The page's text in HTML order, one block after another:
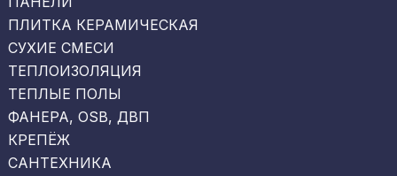
ПЛИТКА КЕРАМИЧЕСКАЯ
СУХИЕ СМЕСИ
ТЕПЛОИЗОЛЯЦИЯ
ТЕПЛЫЕ ПОЛЫ
ФАНЕРА, OSB, ДВП
КРЕПЁЖ
САНТЕХНИКА